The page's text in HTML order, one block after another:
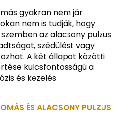
gyakran nem jár
nem is tudják, hogy
az alacsony pulzus
szédülést vagy
A két állapot közötti
kulcsfontosságú a
és kezelés
ÉS ALACSONY PULZUS